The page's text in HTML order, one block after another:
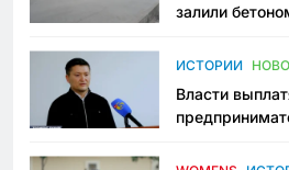
залили
пространство
ИСТОРИИ
Власти
приговору